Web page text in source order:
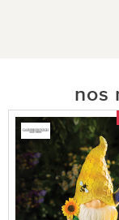
nos